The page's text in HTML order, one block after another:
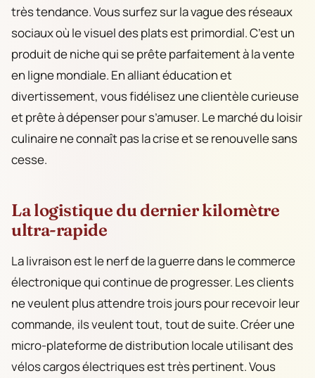
très tendance. Vous surfez sur la vague des réseaux
sociaux où le visuel des plats est primordial. C’est un
produit de niche qui se prête parfaitement à la vente
en ligne mondiale. En alliant éducation et
divertissement, vous fidélisez une clientèle curieuse
et prête à dépenser pour s’amuser. Le marché du loisir
culinaire ne connaît pas la crise et se renouvelle sans
cesse.
La logistique du dernier kilomètre
ultra-rapide
La livraison est le nerf de la guerre dans le commerce
électronique qui continue de progresser. Les clients
ne veulent plus attendre trois jours pour recevoir leur
commande, ils veulent tout, tout de suite. Créer une
micro-plateforme de distribution locale utilisant des
vélos cargos électriques est très pertinent. Vous